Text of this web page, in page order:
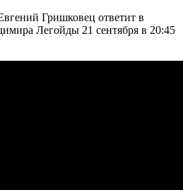
Гришковец ответит в
Легойды 21 сентября в 20:45